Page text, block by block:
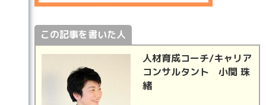
この記事を書いた人
人材育成コーチ/キャリア
コンサルタント 小関 珠
緒